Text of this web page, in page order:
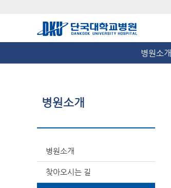
병원소개
병원소개
병원소개
찾아오시는 길